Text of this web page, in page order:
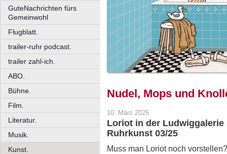
GuteNachrichten fürs
Gemeinwohl
Flugblatt.
trailer-ruhr podcast.
trailer zahl-ich.
ABO.
Bühne.
Film.
Literatur.
Musik.
Kunst.
Nudel, Mops und
10. März 2025
Loriot in der Ludwiggalerie
Ruhrkunst 03/25
Muss man Loriot noch